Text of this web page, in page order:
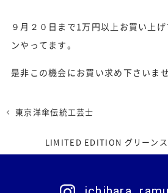
９月２０日まで1万円以上お買い上
ンやってます。
是非この機会にお買い求め下さいませ
東京洋傘伝統工芸士
LIMITED EDITION グリーン